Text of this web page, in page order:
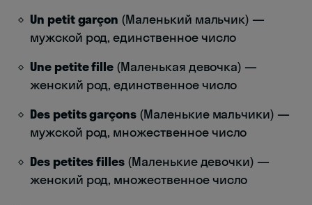
Un petit garçon (Маленький мальчик) —
мужской род, единственное число
Une petite fille (Маленькая девочка) —
женский род, единственное число
Des petits garçons (Маленькие мальчики) —
мужской род, множественное число
Des petites filles (Маленькие девочки) —
женский род, множественное число